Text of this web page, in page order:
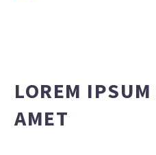
LOREM
AMET